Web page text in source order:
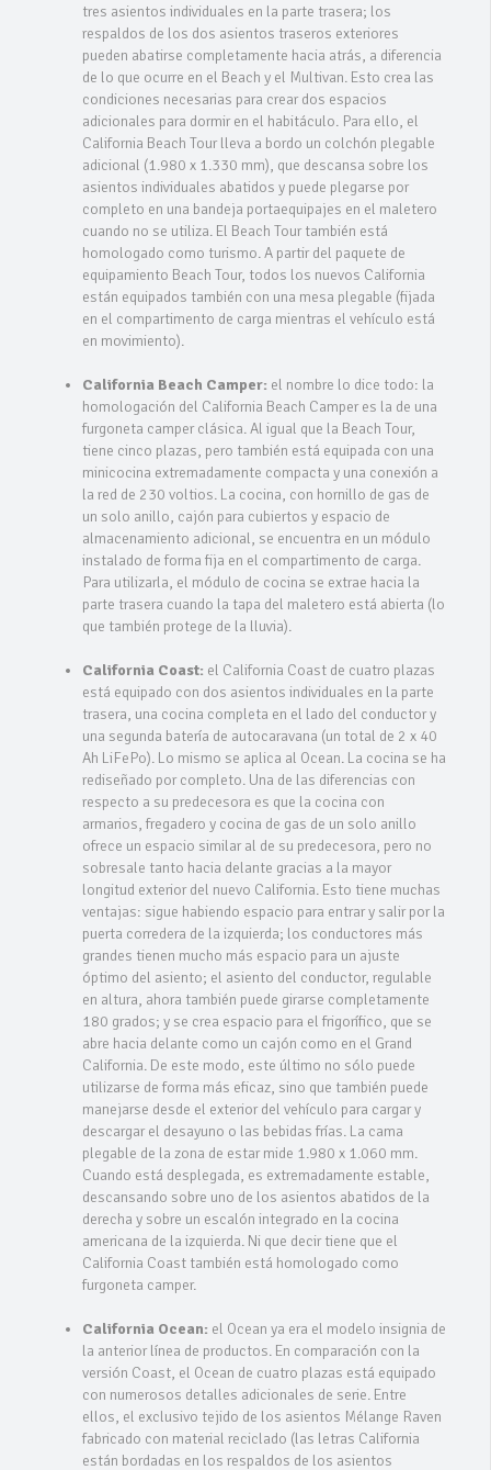
tres asientos individuales en la parte trasera; los
respaldos de los dos asientos traseros exteriores
pueden abatirse completamente hacia atrás, a diferencia
de lo que ocurre en el Beach y el Multivan. Esto crea las
condiciones necesarias para crear dos espacios
adicionales para dormir en el habitáculo. Para ello, el
California Beach Tour lleva a bordo un colchón plegable
adicional (1.980 x 1.330 mm), que descansa sobre los
asientos individuales abatidos y puede plegarse por
completo en una bandeja portaequipajes en el maletero
cuando no se utiliza. El Beach Tour también está
homologado como turismo. A partir del paquete de
equipamiento Beach Tour, todos los nuevos California
están equipados también con una mesa plegable (fijada
en el compartimento de carga mientras el vehículo está
en movimiento).
California Beach Camper: el nombre lo dice todo: la
homologación del California Beach Camper es la de una
furgoneta camper clásica. Al igual que la Beach Tour,
tiene cinco plazas, pero también está equipada con una
minicocina extremadamente compacta y una conexión a
la red de 230 voltios. La cocina, con hornillo de gas de
un solo anillo, cajón para cubiertos y espacio de
almacenamiento adicional, se encuentra en un módulo
instalado de forma fija en el compartimento de carga.
Para utilizarla, el módulo de cocina se extrae hacia la
parte trasera cuando la tapa del maletero está abierta (lo
que también protege de la lluvia).
California Coast: el California Coast de cuatro plazas
está equipado con dos asientos individuales en la parte
trasera, una cocina completa en el lado del conductor y
una segunda batería de autocaravana (un total de 2 x 40
Ah LiFePo). Lo mismo se aplica al Ocean. La cocina se ha
rediseñado por completo. Una de las diferencias con
respecto a su predecesora es que la cocina con
armarios, fregadero y cocina de gas de un solo anillo
ofrece un espacio similar al de su predecesora, pero no
sobresale tanto hacia delante gracias a la mayor
longitud exterior del nuevo California. Esto tiene muchas
ventajas: sigue habiendo espacio para entrar y salir por la
puerta corredera de la izquierda; los conductores más
grandes tienen mucho más espacio para un ajuste
óptimo del asiento; el asiento del conductor, regulable
en altura, ahora también puede girarse completamente
180 grados; y se crea espacio para el frigorífico, que se
abre hacia delante como un cajón como en el Grand
California. De este modo, este último no sólo puede
utilizarse de forma más eficaz, sino que también puede
manejarse desde el exterior del vehículo para cargar y
descargar el desayuno o las bebidas frías. La cama
plegable de la zona de estar mide 1.980 x 1.060 mm.
Cuando está desplegada, es extremadamente estable,
descansando sobre uno de los asientos abatidos de la
derecha y sobre un escalón integrado en la cocina
americana de la izquierda. Ni que decir tiene que el
California Coast también está homologado como
furgoneta camper.
California Ocean: el Ocean ya era el modelo insignia de
la anterior línea de productos. En comparación con la
versión Coast, el Ocean de cuatro plazas está equipado
con numerosos detalles adicionales de serie. Entre
ellos, el exclusivo tejido de los asientos Mélange Raven
fabricado con material reciclado (las letras California
están bordadas en los respaldos de los asientos